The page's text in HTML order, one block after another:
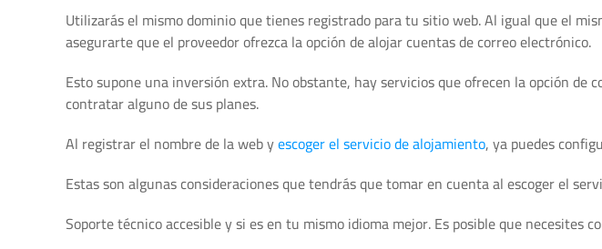
Utilizarás el mismo dominio que tienes registrado para tu sitio web. Al igual que el
asegurarte que el proveedor ofrezca la opción de alojar cuentas de correo electrónico.
Esto supone una inversión extra. No obstante, hay servicios que ofrecen la opción de
contratar alguno de sus planes.
Al registrar el nombre de la web yescoger el servicio de alojamiento, ya puedes
Estas son algunas consideraciones que tendrás que tomar en cuenta al escoger el
Soporte técnico accesible y si es en tu mismo idioma mejor. Es posible que necesites